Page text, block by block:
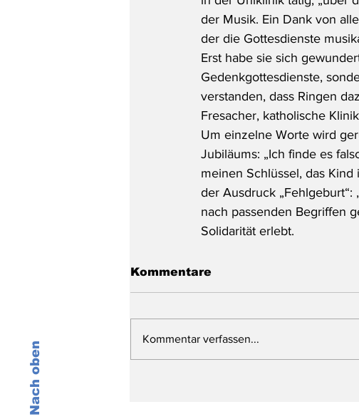
der Musik. Ein Dank von
der die Gottesdienste
Erst habe sie sich
Gedenkgottesdienste,
verstanden, dass Ringen
Fresacher, katholische
Um einzelne Worte wird
Jubiläums: „Ich finde es
meinen Schlüssel, das
der Ausdruck „Fehlgeburt“:
nach passenden Begriffen
Solidarität erlebt.
Kommentare
Kommentar verfassen...
Nach oben